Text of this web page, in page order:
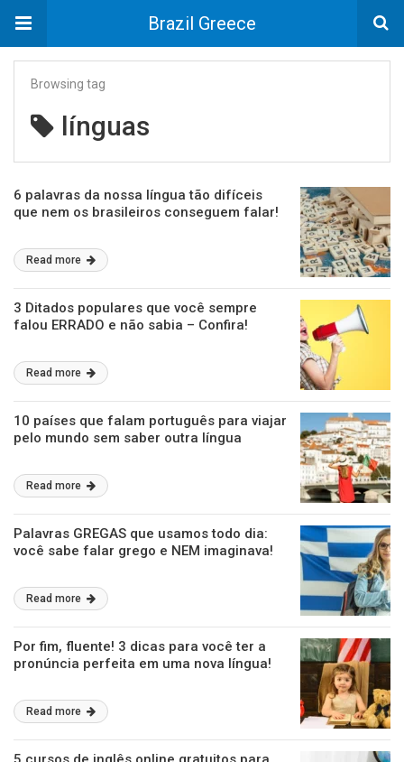
Brazil Greece
Browsing tag
línguas
6 palavras da nossa língua tão difíceis
que nem os brasileiros conseguem falar!
Read more
3 Ditados populares que você sempre
falou ERRADO e não sabia – Confira!
Read more
10 países que falam português para viajar
pelo mundo sem saber outra língua
Read more
Palavras GREGAS que usamos todo dia:
você sabe falar grego e NEM imaginava!
Read more
Por fim, fluente! 3 dicas para você ter a
pronúncia perfeita em uma nova língua!
Read more